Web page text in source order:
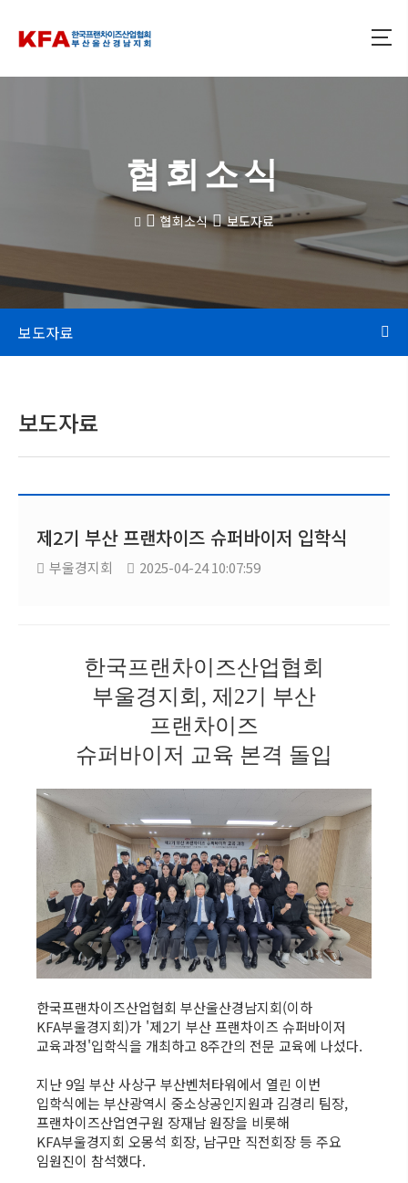
협회소식
협회소식 보도자료
보도자료
보도자료
제2기 부산 프랜차이즈 슈퍼바이저 입학식
부울경지회 2025-04-24 10:07:59
한국프랜차이즈산업협회
부울경지회, 제2기 부산
프랜차이즈
슈퍼바이저 교육 본격 돌입
한국프랜차이즈산업협회 부산울산경남지회(이하
KFA부울경지회)가 '제2기 부산 프랜차이즈 슈퍼바이저
교육과정'입학식을 개최하고 8주간의 전문 교육에 나섰다.
지난 9일 부산 사상구 부산벤처타워에서 열린 이번
입학식에는 부산광역시 중소상공인지원과 김경리 팀장,
프랜차이즈산업연구원 장재남 원장을 비롯해
KFA부울경지회 오몽석 회장, 남구만 직전회장 등 주요
임원진이 참석했다.